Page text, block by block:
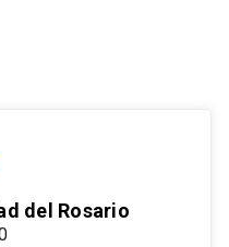
del Rosario